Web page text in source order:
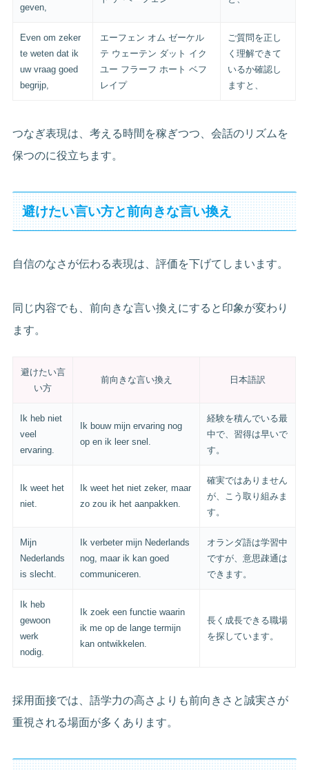
geven,
Even om zeker
te weten dat ik
uw vraag goed
begrijp,
エーフェン オム ゼーケル
テ ウェーテン ダット イク
ユー フラーフ ホート ベフ
レイプ
ご質問を正し
く理解できて
いるか確認し
ますと、
つなぎ表現は、考える時間を稼ぎつつ、会話のリズムを
保つのに役立ちます。
避けたい言い方と前向きな言い換え
自信のなさが伝わる表現は、評価を下げてしまいます。
同じ内容でも、前向きな言い換えにすると印象が変わり
ます。
避けたい言
い方
前向きな言い換え 日本語訳
Ik heb niet
veel
ervaring.
Ik bouw mijn ervaring nog
op en ik leer snel.
経験を積んでいる最
中で、習得は早いで
す。
Ik weet het
niet.
Ik weet het niet zeker, maar
zo zou ik het aanpakken.
確実ではありません
が、こう取り組みま
す。
Mijn
Nederlands
is slecht.
Ik verbeter mijn Nederlands
nog, maar ik kan goed
communiceren.
オランダ語は学習中
ですが、意思疎通は
できます。
Ik heb
gewoon
werk
nodig.
Ik zoek een functie waarin
ik me op de lange termijn
kan ontwikkelen.
長く成長できる職場
を探しています。
採用面接では、語学力の高さよりも前向きさと誠実さが
重視される場面が多くあります。